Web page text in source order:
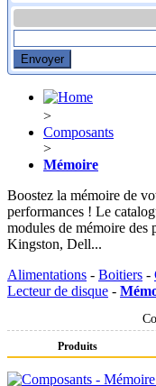
>
Composants
>
Mémoire
Boostez la mémoire de
performances ! Le
modules de mémoire des
Kingston, Dell...
Alimentations - Boitiers -
Lecteur de disque -
Produits